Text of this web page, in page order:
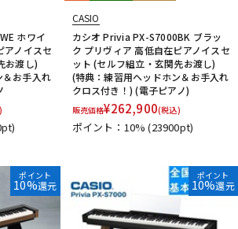
ホワイ
アノイスセ
お渡し)
お手入れ
CASIO
カシオ Privia PX-S7000BK ブラッ
ク プリヴィア 高低自在ピアノイスセ
ット (セルフ組立・玄関先お渡し)
(特典：練習用ヘッドホン＆お手入れ
クロス付き！) (電子ピアノ)
販売価格¥262,900(税込)
ポイント：10%(23900pt)
ポイント
10%還元
ポイント
10%還元